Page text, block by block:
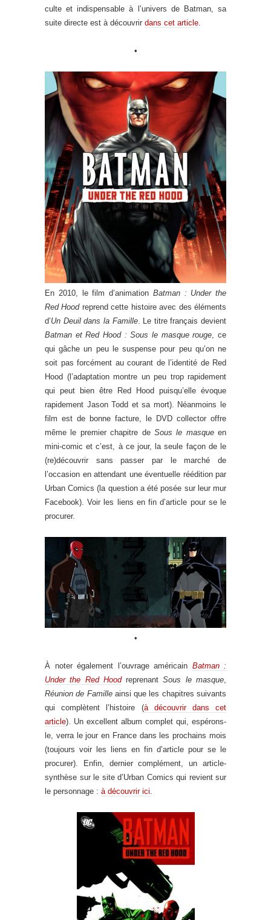
culte et indispensable à l’univers de Batman, sa
suite directe est à découvrir dans cet article
•
En 2010, le film d’animation Batman : Under the
Red Hoodreprend cette histoire avec des éléments
d’Un Deuil dans la Famille. Le titre français devient
Batman et Red Hood : Sous le masque rouge, ce
qui gâche un peu le suspense pour peu qu’on ne
soit pas forcément au courant de l’identité de Red
Hood (l’adaptation montre un peu trop rapidement
qui peut bien être Red Hood puisqu’elle évoque
rapidement Jason Todd et sa mort). Néanmoins le
film est de bonne facture, le DVD collector offre
même le premier chapitre de Sous le masqueen
mini-comic et c’est, à ce jour, la seule façon de le
(re)découvrir sans passer par le marché de
l’occasion en attendant une éventuelle réédition par
Urban Comics (la question a été posée sur leur mur
Facebook). Voir les liens en fin d’article pour se le
procurer.
•
À noter également l’ouvrage américain Batman :
Under the Red HoodreprenantSous le masque,
Réunion de Familleainsi que les chapitres suivants
qui complètent l’histoire (à découvrir dans cet
article). Un excellent album complet qui, espérons-
le, verra le jour en France dans les prochains mois
(toujours voir les liens en fin d’article pour se le
procurer). Enfin, dernier complément, un article-
synthèse sur le site d’Urban Comics qui revient sur
le personnage : à découvrir ici.